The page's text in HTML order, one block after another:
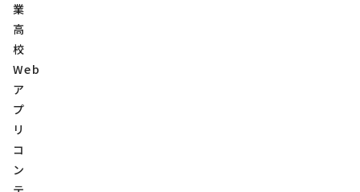
業
高
校
Web
ア
プ
リ
コ
ン